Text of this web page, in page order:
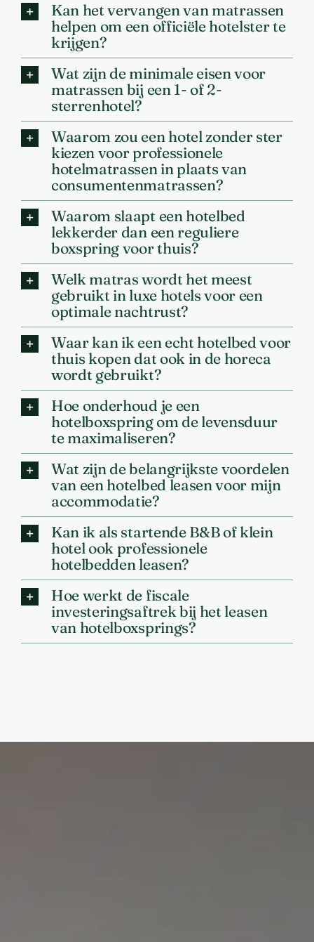
Kan het vervangen van matrassen
helpen om een officiële hotelster te
krijgen?
Wat zijn de minimale eisen voor
matrassen bij een 1- of 2-
sterrenhotel?
Waarom zou een hotel zonder ster
kiezen voor professionele
hotelmatrassen in plaats van
consumentenmatrassen?
Waarom slaapt een hotelbed
lekkerder dan een reguliere
boxspring voor thuis?
Welk matras wordt het meest
gebruikt in luxe hotels voor een
optimale nachtrust?
Waar kan ik een echt hotelbed voor
thuis kopen dat ook in de horeca
wordt gebruikt?
Hoe onderhoud je een
hotelboxspring om de levensduur
te maximaliseren?
Wat zijn de belangrijkste voordelen
van een hotelbed leasen voor mijn
accommodatie?
Kan ik als startende B&B of klein
hotel ook professionele
hotelbedden leasen?
Hoe werkt de fiscale
investeringsaftrek bij het leasen
van hotelboxsprings?